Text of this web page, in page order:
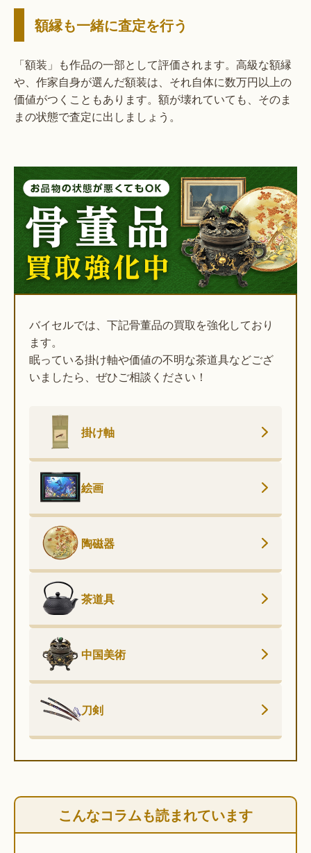
額縁も一緒に査定を行う
「額装」も作品の一部として評価されます。高級な額縁
や、作家自身が選んだ額装は、それ自体に数万円以上の
価値がつくこともあります。額が壊れていても、そのま
まの状態で査定に出しましょう。
バイセルでは、下記骨董品の買取を強化しており
ます。
眠っている掛け軸や価値の不明な茶道具などござ
いましたら、ぜひご相談ください！
掛け軸
絵画
陶磁器
茶道具
中国美術
刀剣
こんなコラムも読まれています